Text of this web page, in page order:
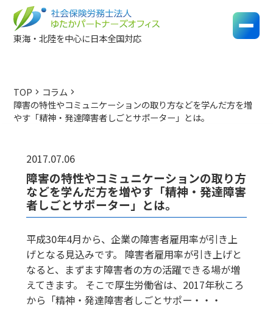
東海・北陸を中心に日本全国対応
TOP chevron_right コラム chevron_right
障害の特性やコミュニケーションの取り方などを学んだ方を増
やす「精神・発達障害者しごとサポーター」とは。
2017.07.06
障害の特性やコミュニケーションの取り方
などを学んだ方を増やす「精神・発達障害
者しごとサポーター」とは。
平成30年4月から、企業の障害者雇用率が引き上
げとなる見込みです。 障害者雇用率が引き上げと
なると、まずます障害者の方の活躍できる場が増
えてきます。 そこで厚生労働省は、2017年秋ころ
から「精神・発達障害者しごとサポー・・・